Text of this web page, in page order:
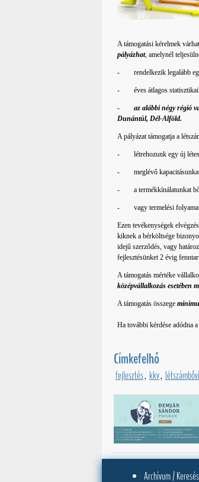
A támogatási kérelmek
pályázhat, amelynél
- rendelkezik legalább
- éves átlagos statisztikai
-az alábbi négy régió
Dunántúl, Dél-Alföld.
A pályázat támogatja a
- létrehozunk egy új
- meglévő
- a termékkínálatunkat
- vagy termelési
Ezen tevékenységek
kiknek a bérköltsége
idejű szerződés, vagy
fejlesztésünket 2 évig
A támogatás mértéke
középvállalkozás esetében
A támogatás összege
Ha további kérdése adódna
Címkefelhő
fejlesztés, kkv,
Archívum / Keresés